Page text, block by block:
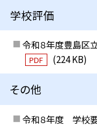
学校評価
令和８年度豊島区
PDF (224 KB)
その他
令和８年度 学校